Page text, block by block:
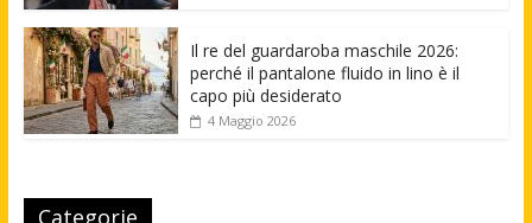
Il re del guardaroba maschile 2026:
perché il pantalone fluido in lino è il
capo più desiderato
4 Maggio 2026
Categorie